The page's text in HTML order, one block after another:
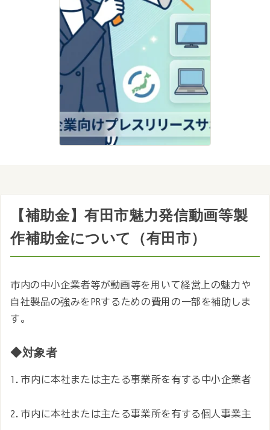
【補助金】有田市魅力発信動画等製
作補助金について（有田市）
市内の中小企業者等が動画等を用いて経営上の魅力や
自社製品の強みをPRするための費用の一部を補助しま
す。
◆対象者
1.市内に本社または主たる事業所を有する中小企業者
2.市内に本社または主たる事業所を有する個人事業主